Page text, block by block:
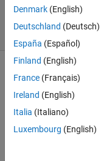
14
Visualizzazioni
Denmark (English)
Deutschland (Deutsch)
España (Español)
Finland (English)
France (Français)
Ireland (English)
Italia (Italiano)
Luxembourg (English)